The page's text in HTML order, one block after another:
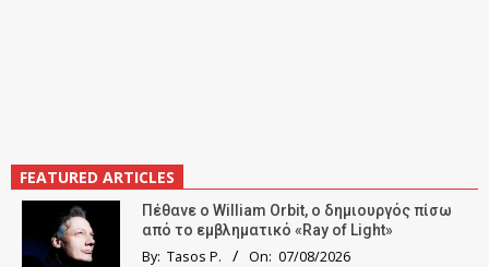
FEATURED ARTICLES
Πέθανε ο William Orbit, ο δημιουργός πίσω
από το εμβληματικό «Ray of Light»
By: Tasos P. On: 07/08/2026